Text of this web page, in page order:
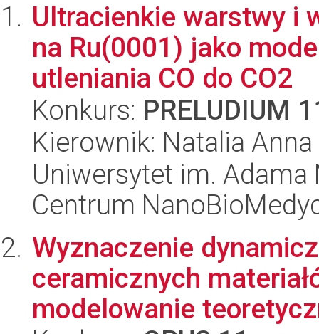
Ultracienkie warstwy i
na Ru(0001) jako
utleniania CO do CO2
Konkurs: PRELUDIUM
Kierownik: Natalia
Uniwersytet im.
Centrum
Wyznaczenie
ceramicznych
modelowanie